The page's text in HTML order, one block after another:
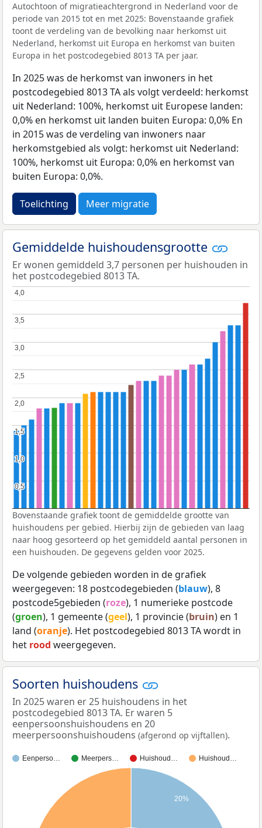
Autochtoon of migratieachtergrond in Nederland voor de
periode van 2015 tot en met 2025: Bovenstaande grafiek
toont de verdeling van de bevolking naar herkomst uit
Nederland, herkomst uit Europa en herkomst van buiten
Europa in het postcodegebied 8013 TA per jaar.
In 2025 was de herkomst van inwoners in het
postcodegebied 8013 TA als volgt verdeeld: herkomst
uit Nederland: 100%, herkomst uit Europese landen:
0,0% en herkomst uit landen buiten Europa: 0,0% En
in 2015 was de verdeling van inwoners naar
herkomstgebied als volgt: herkomst uit Nederland:
100%, herkomst uit Europa: 0,0% en herkomst van
buiten Europa: 0,0%.
Toelichting Meer migratie
Gemiddelde huishoudensgrootte
Er wonen gemiddeld 3,7 personen per huishouden in
het postcodegebied 8013 TA.
0,5
0,5
1,0
1,0
1,5
1,5
2,0
2,0
2,5
2,5
3,0
3,0
3,5
3,5
4,0
4,0
Bovenstaande grafiek toont de gemiddelde grootte van
huishoudens per gebied. Hierbij zijn de gebieden van laag
naar hoog gesorteerd op het gemiddeld aantal personen in
een huishouden. De gegevens gelden voor 2025.
De volgende gebieden worden in de grafiek
weergegeven: 18 postcodegebieden (blauw), 8
postcode5gebieden (roze), 1 numerieke postcode
(groen), 1 gemeente (geel), 1 provincie (bruin) en 1
land (oranje). Het postcodegebied 8013 TA wordt in
het rood weergegeven.
Soorten huishoudens
In 2025 waren er 25 huishoudens in het
postcodegebied 8013 TA. Er waren 5
eenpersoonshuishoudens en 20
meerpersoonshuishoudens (afgerond op vijftallen).
Eenperso… Meerpers… Huishoud… Huishoud…
20%